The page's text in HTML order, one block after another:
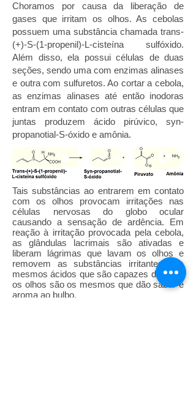
Choramos por causa da liberação de
gases que irritam os olhos. As cebolas
possuem uma substância chamada trans-
(+)-S-(1-propenil)-L-cisteína sulfóxido.
Além disso, ela possui células de duas
seções, sendo uma com enzimas alinases
e outra com sulfuretos. Ao cortar a cebola,
as enzimas alinases até então inodoras
entram em contato com outras células que
juntas produzem ácido pirúvico, syn-
propanotial-S-óxido e amônia.
Tais substâncias ao entrarem em contato
com os olhos provocam irritações nas
células nervosas do globo ocular
causando a sensação de ardência. Em
reação à irritação provocada pela cebola,
as glândulas lacrimais são ativadas e
liberam lágrimas que lavam os olhos e
removem as substâncias irritantes. Os
mesmos ácidos que são capazes de irritar
os olhos são os mesmos que dão sabor e
aroma ao bulbo.